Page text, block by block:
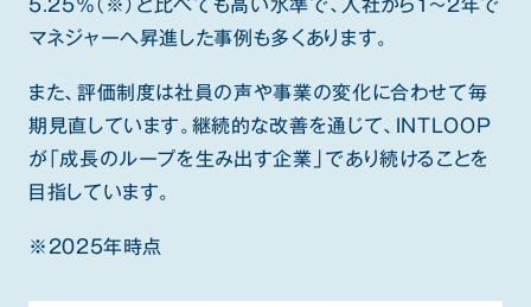
5.25％（※）と比べても高い水準で、入社から1〜2年で
マネジャーへ昇進した事例も多くあります。
また、評価制度は社員の声や事業の変化に合わせて毎
期見直しています。継続的な改善を通じて、INTLOOP
が「成長のループを生み出す企業」であり続けることを
目指しています。
※2025年時点